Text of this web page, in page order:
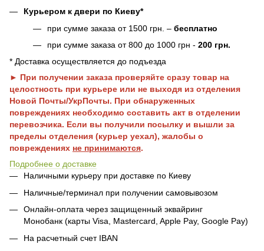
Курьером к двери по Киеву*
при сумме заказа от 1500 грн. – бесплатно
при сумме заказа от 800 до 1000 грн - 200 грн.
* Доставка осуществляется до подъезда
► При получении заказа проверяйте сразу товар на
целостность при курьере или не выходя из отделения
Новой Почты/УкрПочты. При обнаруженных
повреждениях необходимо составить акт в отделении
перевозчика. Если вы получили посылку и вышли за
пределы отделения (курьер уехал), жалобы о
повреждениях не принимаются.
Подробнее о доставке
Наличными курьеру при доставке по Киеву
Наличные/терминал при получении самовывозом
Онлайн-оплата через защищенный эквайринг
Монобанк (карты Visa, Mastercard, Apple Pay, Google Pay)
На расчетный счет IBAN